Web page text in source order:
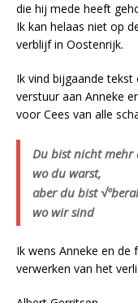
die hij mede heeft
Ik kan helaas niet op
verblijf in Oostenrijk.
Ik vind bijgaande
verstuur aan Anneke
voor Cees van alle
Du bist nicht mehr
wo du warst,
aber du bist
wo wir sind
Ik wens Anneke en de
verwerken van het